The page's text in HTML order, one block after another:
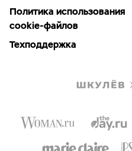
Политика использования
cookie-файлов
Техподдержка